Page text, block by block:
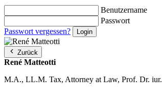
Benutzername
Passwort
Passwort vergessen?
Zurück
René Matteotti
M.A., LL.M. Tax, Attorney at Law, Prof. Dr. iur.